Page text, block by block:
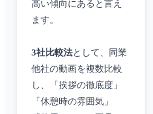
高い傾向にあると言え
ます。
3社比較法として、同業
他社の動画を複数比較
し、「挨拶の徹底度」
「休憩時の雰囲気」